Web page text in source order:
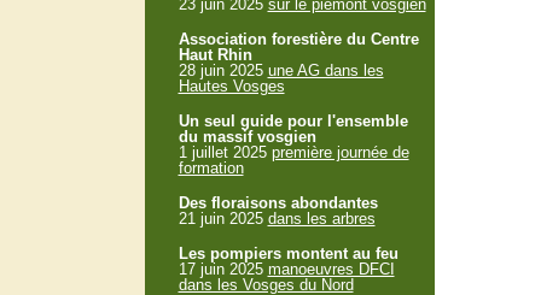
23 juin 2025 sur le piémont vosgien
Association forestière du Centre
Haut Rhin
28 juin 2025 une AG dans les
Hautes Vosges
Un seul guide pour l'ensemble
du massif vosgien
1 juillet 2025 première journée de
formation
Des floraisons abondantes
21 juin 2025 dans les arbres
Les pompiers montent au feu
17 juin 2025 manoeuvres DFCI
dans les Vosges du Nord